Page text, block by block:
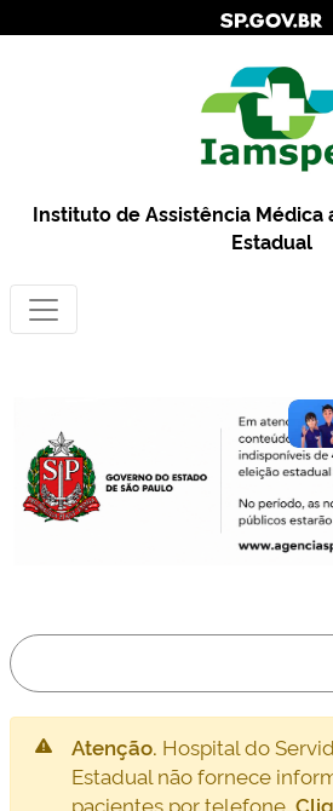
Instituto de Assistência Médica
Estadual
Atenção. Hospital do
Estadual não fornece
pacientes por telefone